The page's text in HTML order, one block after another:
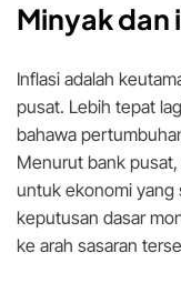
Minyak dan
Inflasi adalah
pusat. Lebih tepat
bahawa
Menurut bank
untuk ekonomi yang
keputusan dasar
ke arah sasaran